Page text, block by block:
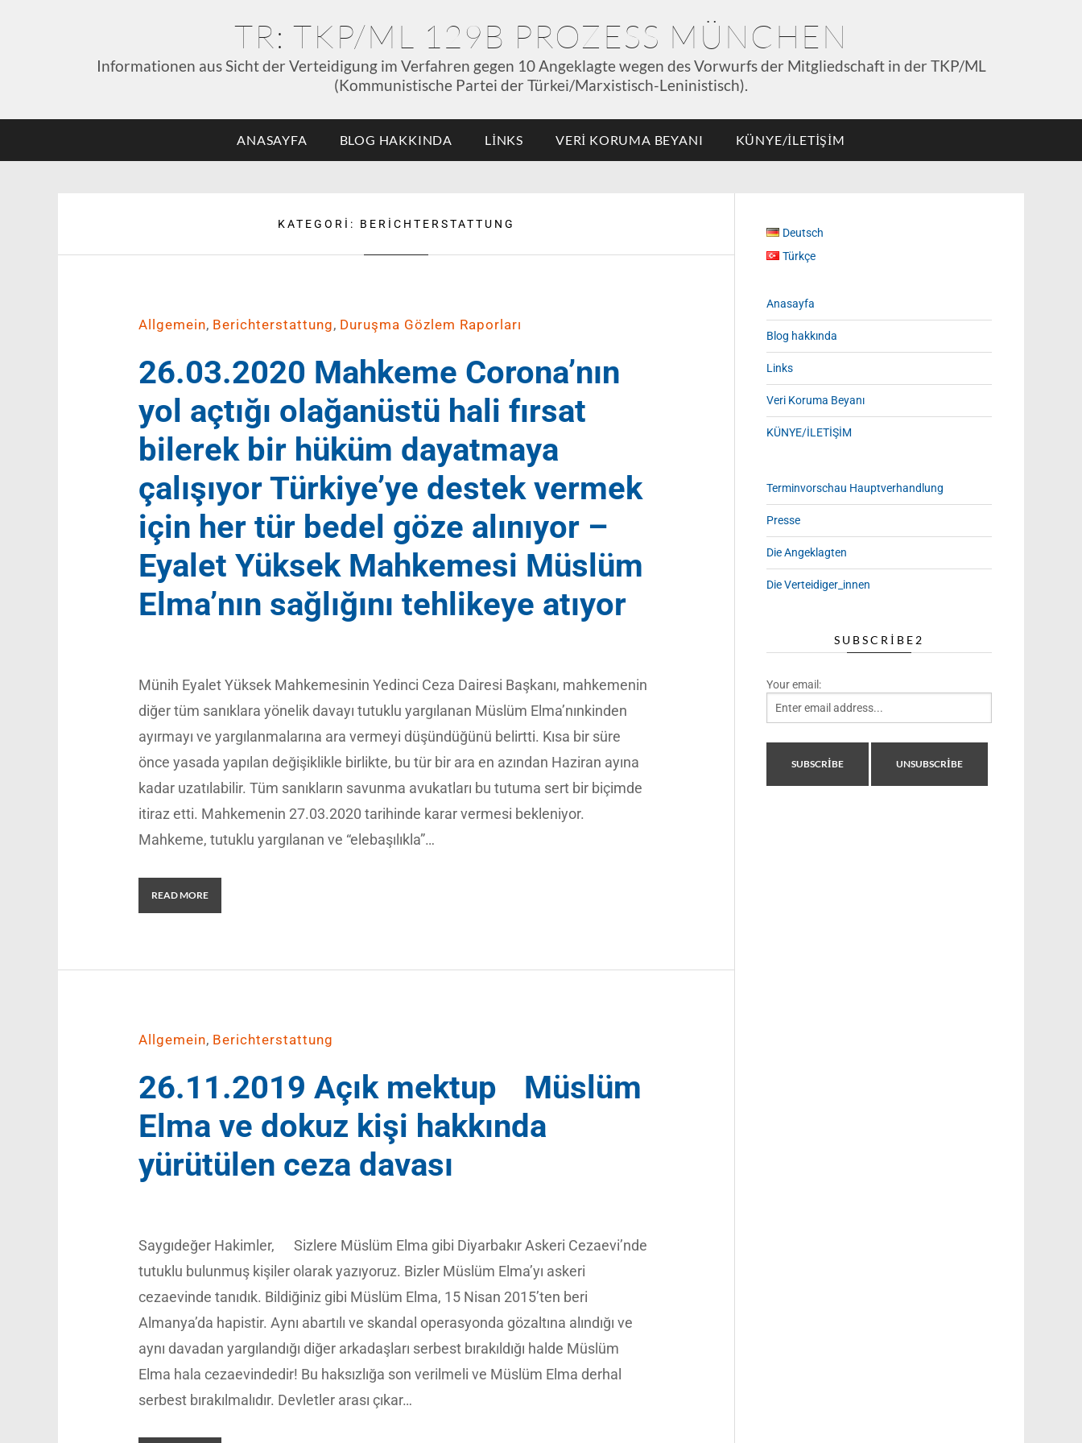
TR: TKP/ML 129B PROZESS MÜNCHEN
Informationen aus Sicht der Verteidigung im Verfahren gegen 10 Angeklagte wegen des Vorwurfs der Mitgliedschaft in der TKP/ML
(Kommunistische Partei der Türkei/Marxistisch-Leninistisch).
ANASAYFA BLOG HAKKINDA LINKS VERI KORUMA BEYANI KÜNYE/İLETİŞİM
KATEGORI: BERICHTERSTATTUNG
Allgemein, Berichterstattung, Duruşma Gözlem Raporları
26.03.2020 Mahkeme Corona’nın
yol açtığı olağanüstü hali fırsat
bilerek bir hüküm dayatmaya
çalışıyor Türkiye’ye destek vermek
için her tür bedel göze alınıyor –
Eyalet Yüksek Mahkemesi Müslüm
Elma’nın sağlığını tehlikeye atıyor
Münih Eyalet Yüksek Mahkemesinin Yedinci Ceza Dairesi Başkanı, mahkemenin
diğer tüm sanıklara yönelik davayı tutuklu yargılanan Müslüm Elma’nınkinden
ayırmayı ve yargılanmalarına ara vermeyi düşündüğünü belirtti. Kısa bir süre
önce yasada yapılan değişiklikle birlikte, bu tür bir ara en azından Haziran ayına
kadar uzatılabilir. Tüm sanıkların savunma avukatları bu tutuma sert bir biçimde
itiraz etti. Mahkemenin 27.03.2020 tarihinde karar vermesi bekleniyor.
Mahkeme, tutuklu yargılanan ve “elebaşılıkla”…
READ MORE
Allgemein, Berichterstattung
26.11.2019 Açık mektup Müslüm
Elma ve dokuz kişi hakkında
yürütülen ceza davası
Saygıdeğer Hakimler, Sizlere Müslüm Elma gibi Diyarbakır Askeri Cezaevi’nde
tutuklu bulunmuş kişiler olarak yazıyoruz. Bizler Müslüm Elma’yı askeri
cezaevinde tanıdık. Bildiğiniz gibi Müslüm Elma, 15 Nisan 2015’ten beri
Almanya’da hapistir. Aynı abartılı ve skandal operasyonda gözaltına alındığı ve
aynı davadan yargılandığı diğer arkadaşları serbest bırakıldığı halde Müslüm
Elma hala cezaevindedir! Bu haksızlığa son verilmeli ve Müslüm Elma derhal
serbest bırakılmalıdır. Devletler arası çıkar…
Deutsch
Türkçe
Anasayfa
Blog hakkında
Links
Veri Koruma Beyanı
KÜNYE/İLETİŞİM
Terminvorschau Hauptverhandlung
Presse
Die Angeklagten
Die Verteidiger_innen
SUBSCRIBE2
Your email: